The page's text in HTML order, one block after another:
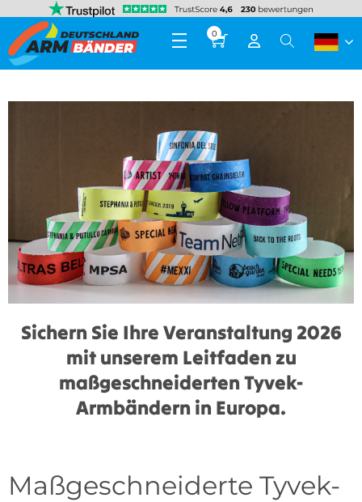
0
Sichern Sie Ihre Veranstaltung 2026
mit unserem Leitfaden zu
maßgeschneiderten Tyvek-
Armbändern in Europa.
Maßgeschneiderte Tyvek-